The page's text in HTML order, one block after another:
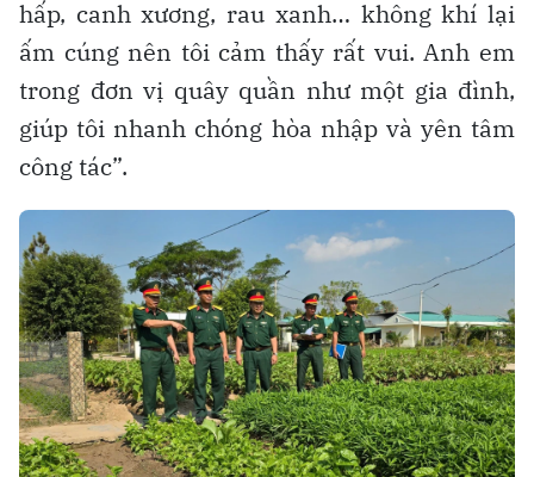
hấp, canh xương, rau xanh… không khí lại
ấm cúng nên tôi cảm thấy rất vui. Anh em
trong đơn vị quây quần như một gia đình,
giúp tôi nhanh chóng hòa nhập và yên tâm
công tác”.